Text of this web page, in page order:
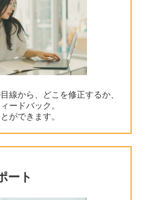
線から、どこを修正するか、
ードバック。
ができます。
ート